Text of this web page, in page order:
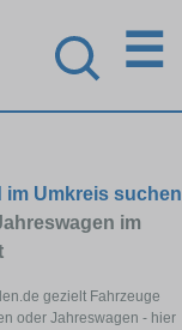
☰
Umkreis suchen
im
gezielt Fahrzeuge
oder Jahreswagen - hier